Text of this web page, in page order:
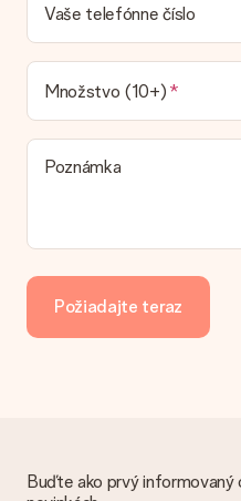
Aké možnosti doručenia
Momentálne nie je možné
ktorý chcete objednať, je buď
doručenie poštovej schránky.
možnosť spadá vaša
zákaznícky servis.
Ponúkame tieto spôsoby
manuálneho prevodu platby,
dodatočný 3 dni na doručenie
Je faktúra odoslaná spolu
Vaše telefónne číslo
Množstvo (10+)
Poznámka
Požiadajte teraz
Buďte ako prvý informovaný